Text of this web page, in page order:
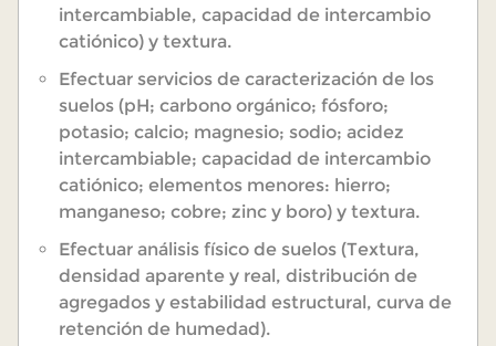
intercambiable, capacidad de intercambio
catiónico) y textura.
Efectuar servicios de caracterización de los
suelos (pH; carbono orgánico; fósforo;
potasio; calcio; magnesio; sodio; acidez
intercambiable; capacidad de intercambio
catiónico; elementos menores: hierro;
manganeso; cobre; zinc y boro) y textura.
Efectuar análisis físico de suelos (Textura,
densidad aparente y real, distribución de
agregados y estabilidad estructural, curva de
retención de humedad).